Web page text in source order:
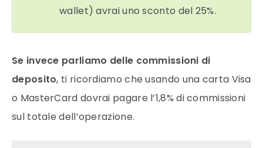
wallet) avrai uno sconto del 25%.
Se invece parliamo delle commissioni di
deposito, ti ricordiamo che usando una carta Visa
o MasterCard dovrai pagare l’1,8% di commissioni
sul totale dell’operazione.